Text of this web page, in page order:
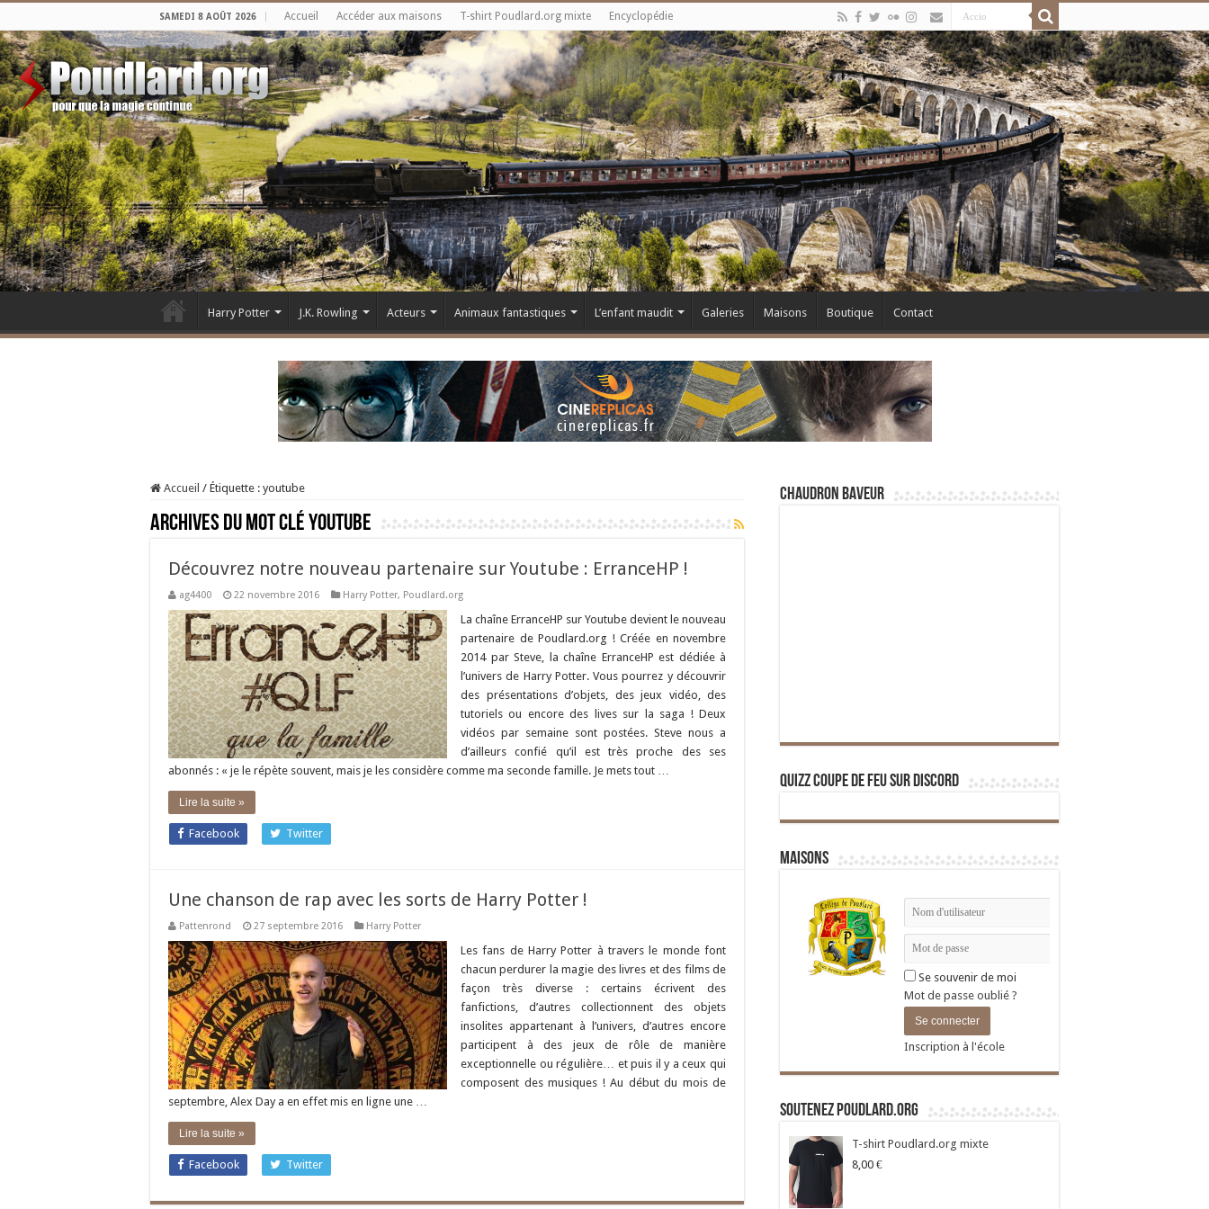
SAMEDI 8 AOÛT 2026 Accueil Accéder aux maisons T-shirt Poudlard.org mixte Encyclopédie
Harry Potter J.K. Rowling Acteurs Animaux fantastiques L’enfant maudit Galeries Maisons Boutique Contact
Accueil / Étiquette : youtube
Archives du mot cléyoutube
Découvrez notre nouveau partenaire sur Youtube : ErranceHP !
ag4400 22 novembre 2016 Harry Potter, Poudlard.org
La chaîne ErranceHP sur Youtube devient le nouveau
partenaire de Poudlard.org ! Créée en novembre
2014 par Steve, la chaîne ErranceHP est dédiée à
l’univers de Harry Potter. Vous pourrez y découvrir
des présentations d’objets, des jeux vidéo, des
tutoriels ou encore des lives sur la saga ! Deux
vidéos par semaine sont postées. Steve nous a
d’ailleurs confié qu’il est très proche des ses
abonnés : « je le répète souvent, mais je les considère comme ma seconde famille. Je mets tout …
Lire la suite »
Facebook Twitter
Une chanson de rap avec les sorts de Harry Potter !
Pattenrond 27 septembre 2016 Harry Potter
Les fans de Harry Potter à travers le monde font
chacun perdurer la magie des livres et des films de
façon très diverse : certains écrivent des
fanfictions, d’autres collectionnent des objets
insolites appartenant à l’univers, d’autres encore
participent à des jeux de rôle de manière
exceptionnelle ou régulière… et puis il y a ceux qui
composent des musiques ! Au début du mois de
septembre, Alex Day a en effet mis en ligne une …
Lire la suite »
Facebook Twitter
Chaudron Baveur
Quizz Coupe de Feu sur Discord
Maisons
Se souvenir de moi
Mot de passe oublié ?
Inscription à l'école
Soutenez Poudlard.org
T-shirt Poudlard.org mixte
8,00 €